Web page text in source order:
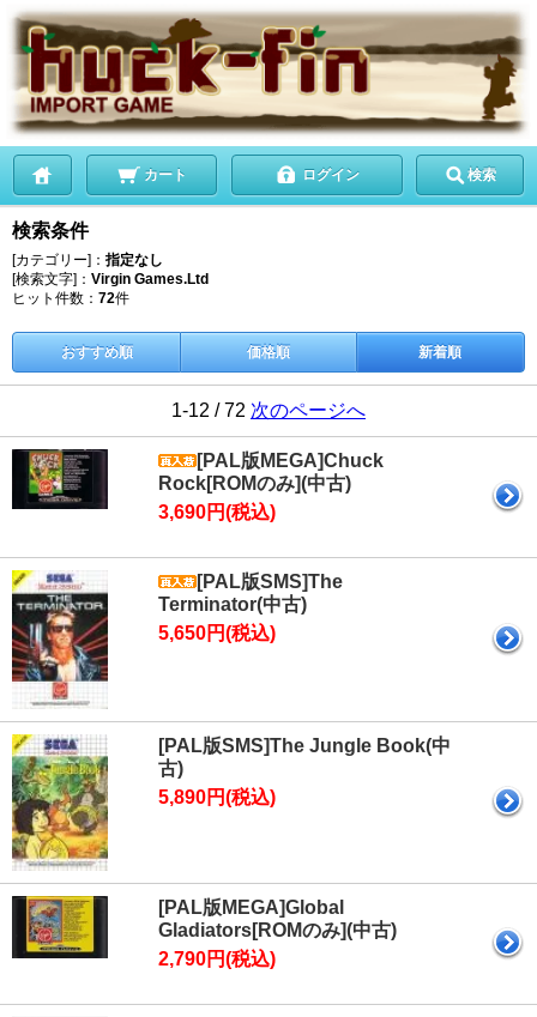
カート ログイン 検索
検索条件
[カテゴリー]： 指定なし
[検索文字]： Virgin Games.Ltd
ヒット件数： 72件
おすすめ順 価格順 新着順
1-12 / 72 次のページへ
[PAL版MEGA]Chuck
Rock[ROMのみ](中古)
3,690円(税込)
[PAL版SMS]The
Terminator(中古)
5,650円(税込)
[PAL版SMS]The Jungle Book(中
古)
5,890円(税込)
[PAL版MEGA]Global
Gladiators[ROMのみ](中古)
2,790円(税込)